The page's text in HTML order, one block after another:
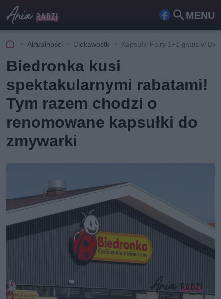
MENU
Fa
ook
Szu
kaj
Aktualności Ciekawostki Kapsułki Fairy 1+1 gratis w
Biedronka kusi
spektakularnymi rabatami!
Tym razem chodzi o
renomowane kapsułki do
zmywarki